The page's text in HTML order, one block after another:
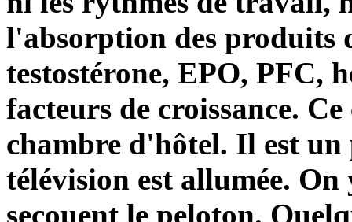
l'absorption des produits
testostérone, EPO, PFC,
facteurs de croissance.
chambre d'hôtel. Il est un
télévision est allumée.
secouent le peloton.